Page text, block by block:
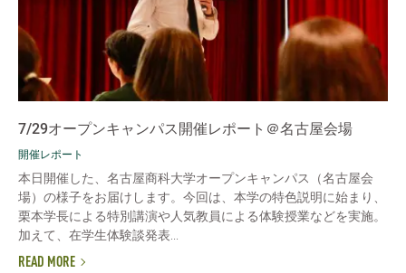
7/29オープンキャンパス開催レポート＠名古屋会場
開催レポート
本日開催した、名古屋商科大学オープンキャンパス（名古屋会
場）の様子をお届けします。今回は、本学の特色説明に始まり、
栗本学長による特別講演や人気教員による体験授業などを実施。
加えて、在学生体験談発表...
READ MORE